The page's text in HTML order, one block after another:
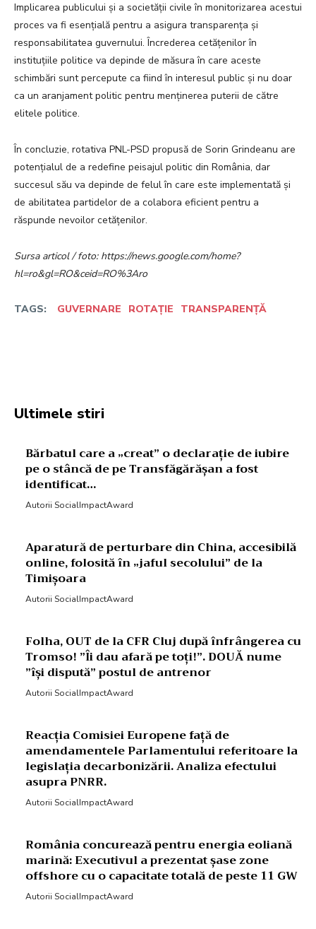
Implicarea publicului și a societății civile în monitorizarea acestui
proces va fi esențială pentru a asigura transparența și
responsabilitatea guvernului. Încrederea cetățenilor în
instituțiile politice va depinde de măsura în care aceste
schimbări sunt percepute ca fiind în interesul public și nu doar
ca un aranjament politic pentru menținerea puterii de către
elitele politice.
În concluzie, rotativa PNL-PSD propusă de Sorin Grindeanu are
potențialul de a redefine peisajul politic din România, dar
succesul său va depinde de felul în care este implementată și
de abilitatea partidelor de a colabora eficient pentru a
răspunde nevoilor cetățenilor.
Sursa articol / foto: https://news.google.com/home?
hl=ro&gl=RO&ceid=RO%3Aro
TAGS: GUVERNARE ROTAȚIE TRANSPARENȚĂ
Ultimele stiri
Bărbatul care a „creat” o declarație de iubire
pe o stâncă de pe Transfăgărășan a fost
identificat…
Autorii SocialImpactAward
Aparatură de perturbare din China, accesibilă
online, folosită în „jaful secolului” de la
Timișoara
Autorii SocialImpactAward
Folha, OUT de la CFR Cluj după înfrângerea cu
Tromso! ”Îi dau afară pe toți!”. DOUĂ nume
”își dispută” postul de antrenor
Autorii SocialImpactAward
Reacția Comisiei Europene față de
amendamentele Parlamentului referitoare la
legislația decarbonizării. Analiza efectului
asupra PNRR.
Autorii SocialImpactAward
România concurează pentru energia eoliană
marină: Executivul a prezentat șase zone
offshore cu o capacitate totală de peste 11 GW
Autorii SocialImpactAward